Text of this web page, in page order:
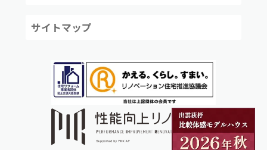
サイトマップ